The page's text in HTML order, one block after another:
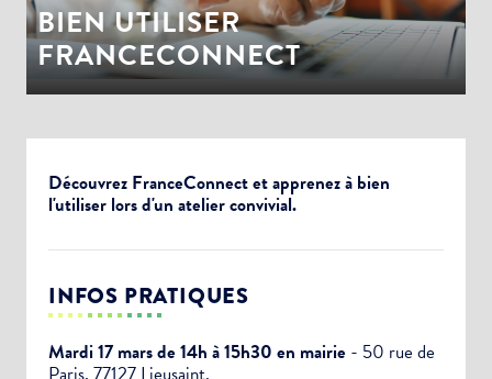
BIEN UTILISER
FRANCECONNECT
Découvrez FranceConnect et apprenez à bien
l'utiliser lors d'un atelier convivial.
INFOS PRATIQUES
Mardi 17 mars de 14h à 15h30 en mairie - 50 rue de